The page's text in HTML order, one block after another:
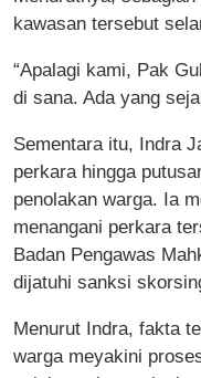
kawasan tersebut
“Apalagi kami, Pak
di sana. Ada yang
Sementara itu, Indra
perkara hingga
penolakan warga. Ia
menangani perkara
Badan Pengawas
dijatuhi sanksi
Menurut Indra, fakta
warga meyakini